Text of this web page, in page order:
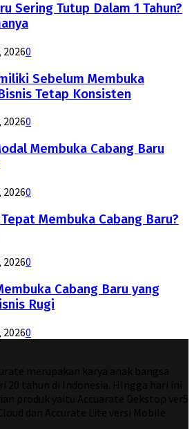
Sering Tutup Dalam 1 Tahun?
20260
Sebelum Membuka
Tetap Konsisten
20260
Membuka Cabang Baru
20260
Membuka Cabang Baru?
20260
Cabang Baru yang
Rugi
20260